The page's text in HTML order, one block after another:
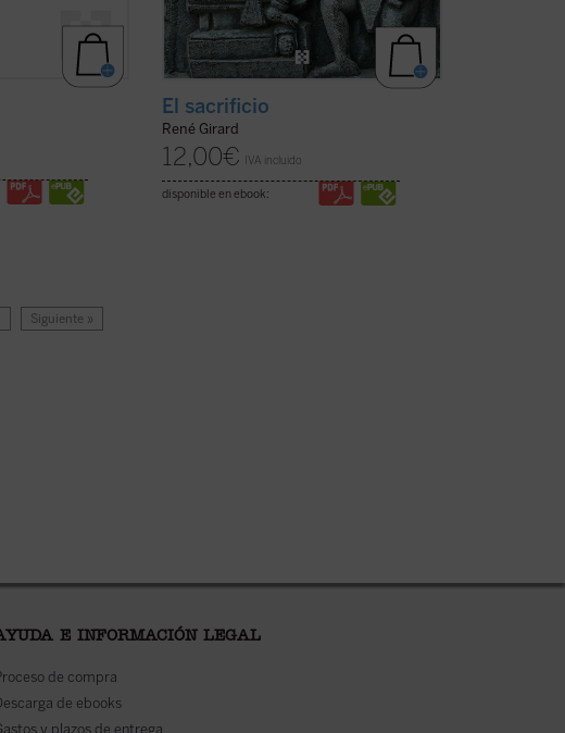
El sacrificio
René Girard
12,00€ IVA incluido
disponible en ebook:
Siguiente »
E INFORMACIÓN LEGAL
de compra
de ebooks
y plazos de entrega